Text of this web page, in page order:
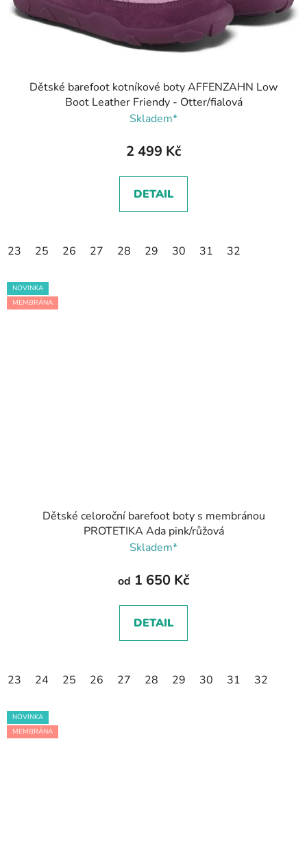
Dětské barefoot kotníkové boty AFFENZAHN Low
Boot Leather Friendy - Otter/fialová
Skladem*
2 499 Kč
DETAIL
23 25 26 27 28 29 30 31 32
NOVINKA
MEMBRÁNA
Dětské celoroční barefoot boty s membránou
PROTETIKA Ada pink/růžová
Skladem*
od 1 650 Kč
DETAIL
23 24 25 26 27 28 29 30 31 32
NOVINKA
MEMBRÁNA